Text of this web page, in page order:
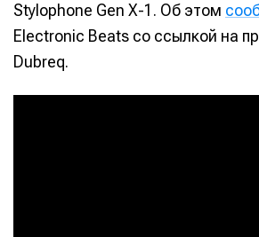
Stylophone Gen X-1. Об этом
Electronic Beats со ссылкой на
Dubreq.